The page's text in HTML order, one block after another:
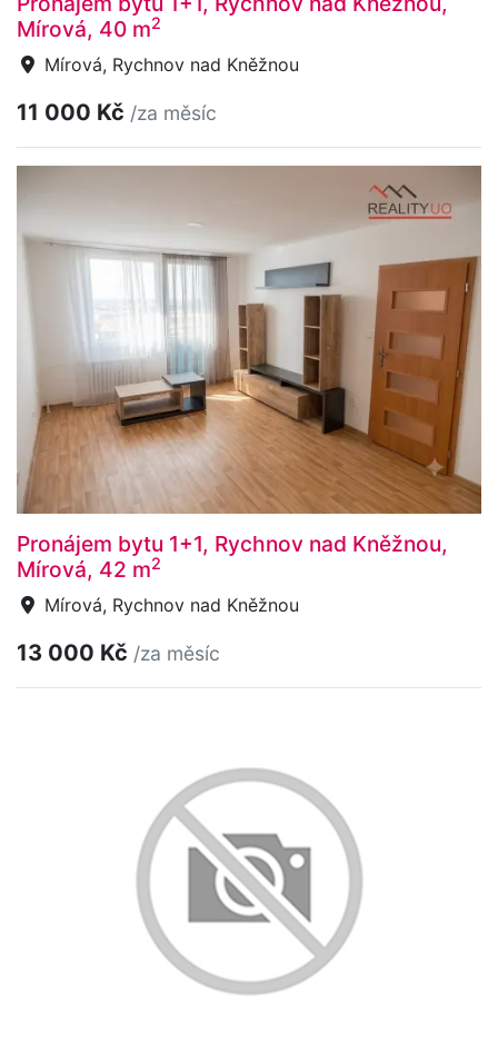
Mírová, 40 m2
Mírová, Rychnov nad Kněžnou
11 000 Kč /za měsíc
Pronájem bytu 1+1, Rychnov nad Kněžnou,
Mírová, 42 m2
Mírová, Rychnov nad Kněžnou
13 000 Kč /za měsíc